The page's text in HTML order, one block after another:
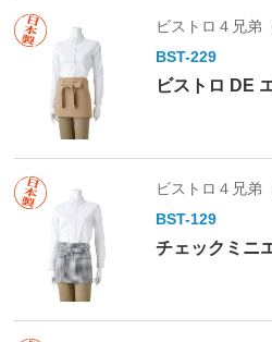
ビストロ４兄弟
BST-229
ビストロ DE
ビストロ４兄弟
BST-129
チェックミニ